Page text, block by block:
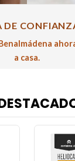
DE
a casa.